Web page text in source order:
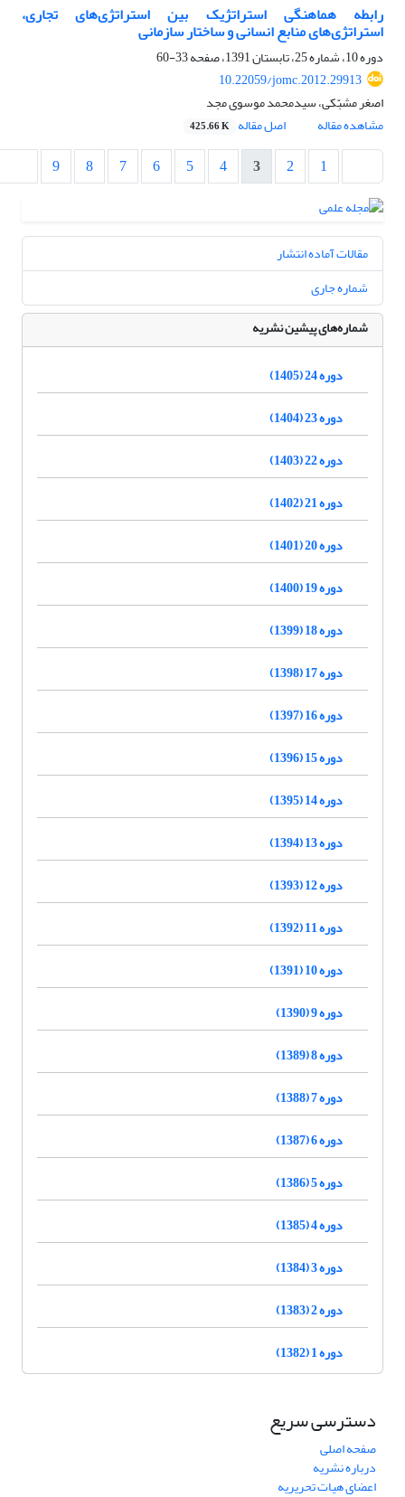
رابطه هماهنگی استراتژیک بین استراتژی‌های تجاری،
استراتژی‌های منابع انسانی و ساختار سازمانی
دوره 10، شماره 25، تابستان 1391، صفحه
33-60
10.22059/jomc.2012.29913
اصغر مشبّکی، سیدمحمد موسوی مجد
مشاهده مقاله
اصل مقاله 425.66 K
1
2
3
4
5
6
7
8
9
مقالات آماده انتشار
شماره جاری
شماره‌های پیشین نشریه
دوره 24 (1405)
دوره 23 (1404)
دوره 22 (1403)
دوره 21 (1402)
دوره 20 (1401)
دوره 19 (1400)
دوره 18 (1399)
دوره 17 (1398)
دوره 16 (1397)
دوره 15 (1396)
دوره 14 (1395)
دوره 13 (1394)
دوره 12 (1393)
دوره 11 (1392)
دوره 10 (1391)
دوره 9 (1390)
دوره 8 (1389)
دوره 7 (1388)
دوره 6 (1387)
دوره 5 (1386)
دوره 4 (1385)
دوره 3 (1384)
دوره 2 (1383)
دوره 1 (1382)
دسترسی سریع
صفحه اصلی
درباره نشریه
اعضای هیات تحریریه